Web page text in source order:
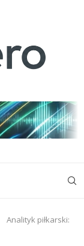
Analityk piłkarski: